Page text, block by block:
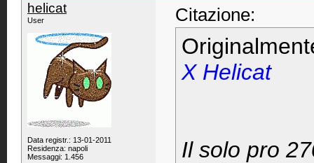
helicat
User
Data registr.: 13-01-2011
Residenza: napoli
Messaggi: 1.456
Citazione:
X Helicat
Il solo pro